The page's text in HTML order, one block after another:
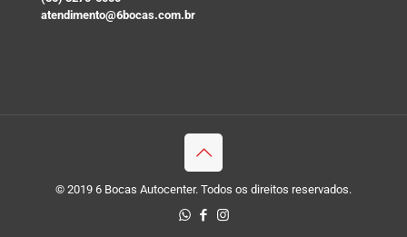
atendimento@6bocas.com.br
© 2019 6 Bocas Autocenter. Todos os direitos reservados.